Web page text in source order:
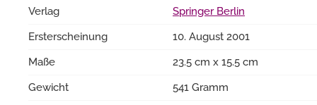
Verlag
Springer Berlin
Ersterscheinung
10. August 2001
Maße
23.5 cm x 15.5 cm
Gewicht
541 Gramm